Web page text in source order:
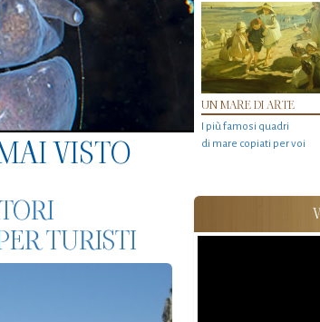
VISTO
UN MARE DI ARTE
I più famosi quadri
di mare copiati per voi
TURISTI